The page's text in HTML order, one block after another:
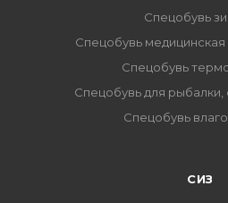
Спецобувь
Спецобувь
Спецобувь
Спецобувь для рыбалки,
Спецобувь
СИЗ